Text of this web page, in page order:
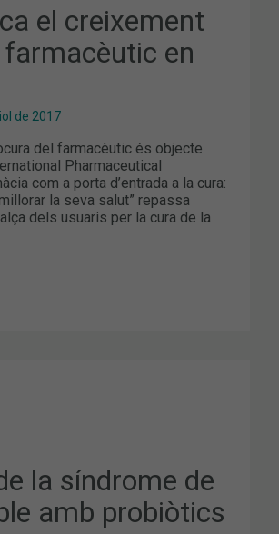
el creixement
en
de 2017
del farmacèutic és objecte
Pharmaceutical
com a porta d’entrada a la cura:
la seva salut” repassa
dels usuaris per la cura de la
la síndrome de
amb probiòtics